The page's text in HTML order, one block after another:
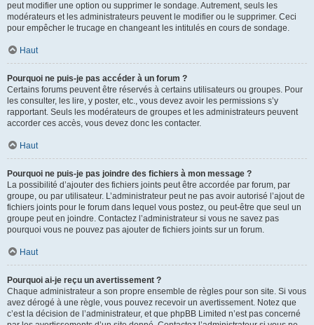
peut modifier une option ou supprimer le sondage. Autrement, seuls les
modérateurs et les administrateurs peuvent le modifier ou le supprimer. Ceci
pour empêcher le trucage en changeant les intitulés en cours de sondage.
Haut
Pourquoi ne puis-je pas accéder à un forum ?
Certains forums peuvent être réservés à certains utilisateurs ou groupes. Pour
les consulter, les lire, y poster, etc., vous devez avoir les permissions s’y
rapportant. Seuls les modérateurs de groupes et les administrateurs peuvent
accorder ces accès, vous devez donc les contacter.
Haut
Pourquoi ne puis-je pas joindre des fichiers à mon message ?
La possibilité d’ajouter des fichiers joints peut être accordée par forum, par
groupe, ou par utilisateur. L’administrateur peut ne pas avoir autorisé l’ajout de
fichiers joints pour le forum dans lequel vous postez, ou peut-être que seul un
groupe peut en joindre. Contactez l’administrateur si vous ne savez pas
pourquoi vous ne pouvez pas ajouter de fichiers joints sur un forum.
Haut
Pourquoi ai-je reçu un avertissement ?
Chaque administrateur a son propre ensemble de règles pour son site. Si vous
avez dérogé à une règle, vous pouvez recevoir un avertissement. Notez que
c’est la décision de l’administrateur, et que phpBB Limited n’est pas concerné